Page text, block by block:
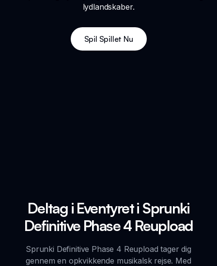
lydlandskaber.
Spil Spillet Nu
Deltag i Eventyret i Sprunki
Definitive Phase 4 Reupload
Sprunki Definitive Phase 4 Reupload tager dig
gennem en opkvikkende musikalsk rejse. Med